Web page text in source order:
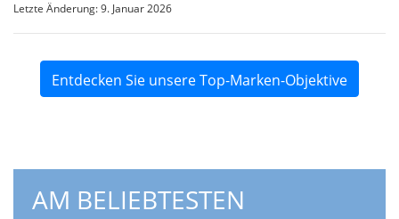
Letzte Änderung: 9. Januar 2026
Entdecken Sie unsere Top-Marken-Objektive
AM BELIEBTESTEN